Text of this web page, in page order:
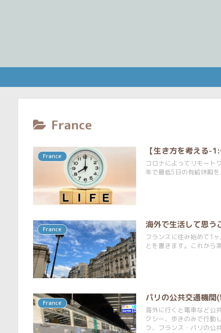
France
France 【生き方を考える-
コロナによってリモート
年で最低5日の有給休暇を
France 海外で生活して思う
フランスに住み始めて1
とを書きます。これから
France パリの公共交通機関
海外に行くと電車など公
クシー、歩きのみで行動
つ、フランス・パリの公